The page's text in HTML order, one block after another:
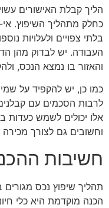
הליך קבלת האישורים
כחלק מתהליך השיפוץ. אי-
בלתי צפויים ולעלויות
העבודה. יש לבדוק מהן
והאזור בו נמצא הנכס,
כמו כן, יש להקפיד על
לרבות הסכמים עם
אלו יכולים לשמש כעדות
וחשובים גם לצורך
חשיבות
תהליך שיפוץ נכס מגורים
הכנה מוקדמת היא כלי